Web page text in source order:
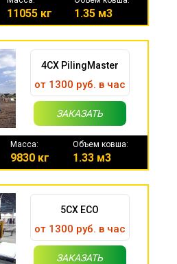
11055 кг 1.35 м3
4CX PilingMaster
от 1300 руб. в час
ЗАКАЗАТЬ
Масса:
9830 кг
Объем ковша:
1.33 м3
5CX ECO
от 1300 руб. в час
ЗАКАЗАТЬ